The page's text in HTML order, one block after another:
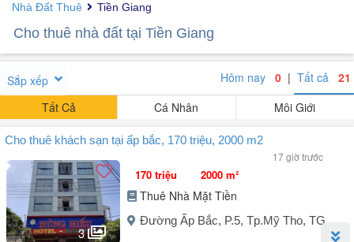
Nhà Đất Thuê Tiền Giang
Cho thuê nhà đất tại Tiền Giang
Sắp xếp Hôm nay 0 | Tất cả 21
Tất Cả
Cá Nhân Môi Giới
Cho thuê khách sạn tại ấp bắc, 170 triệu, 2000 m2
17 giờ trước
3
170 triệu 2000 m²
Thuê Nhà Mặt Tiền
Đường Ấp Bắc, P.5, Tp.Mỹ Tho, TG